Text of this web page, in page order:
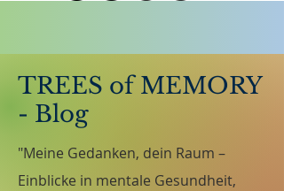
TREES of MEMORY
- Blog
"Meine Gedanken, dein Raum –
Einblicke in mentale Gesundheit,